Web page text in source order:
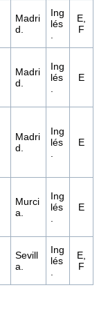
Madri
d.
Ing
lés
E,
F
Madri
d.
Ing
lés
E
Madri
d.
Ing
lés
E
Murci
a.
Ing
lés
E
Sevill
a.
Ing
lés
E,
F